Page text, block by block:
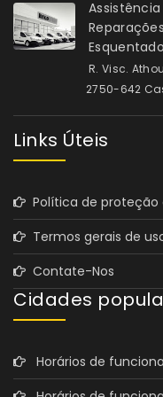
R. Visc.
2750-642
Links Úteis
Política de proteção
Termos gerais de
Contate-Nos
Cidades
Horários de